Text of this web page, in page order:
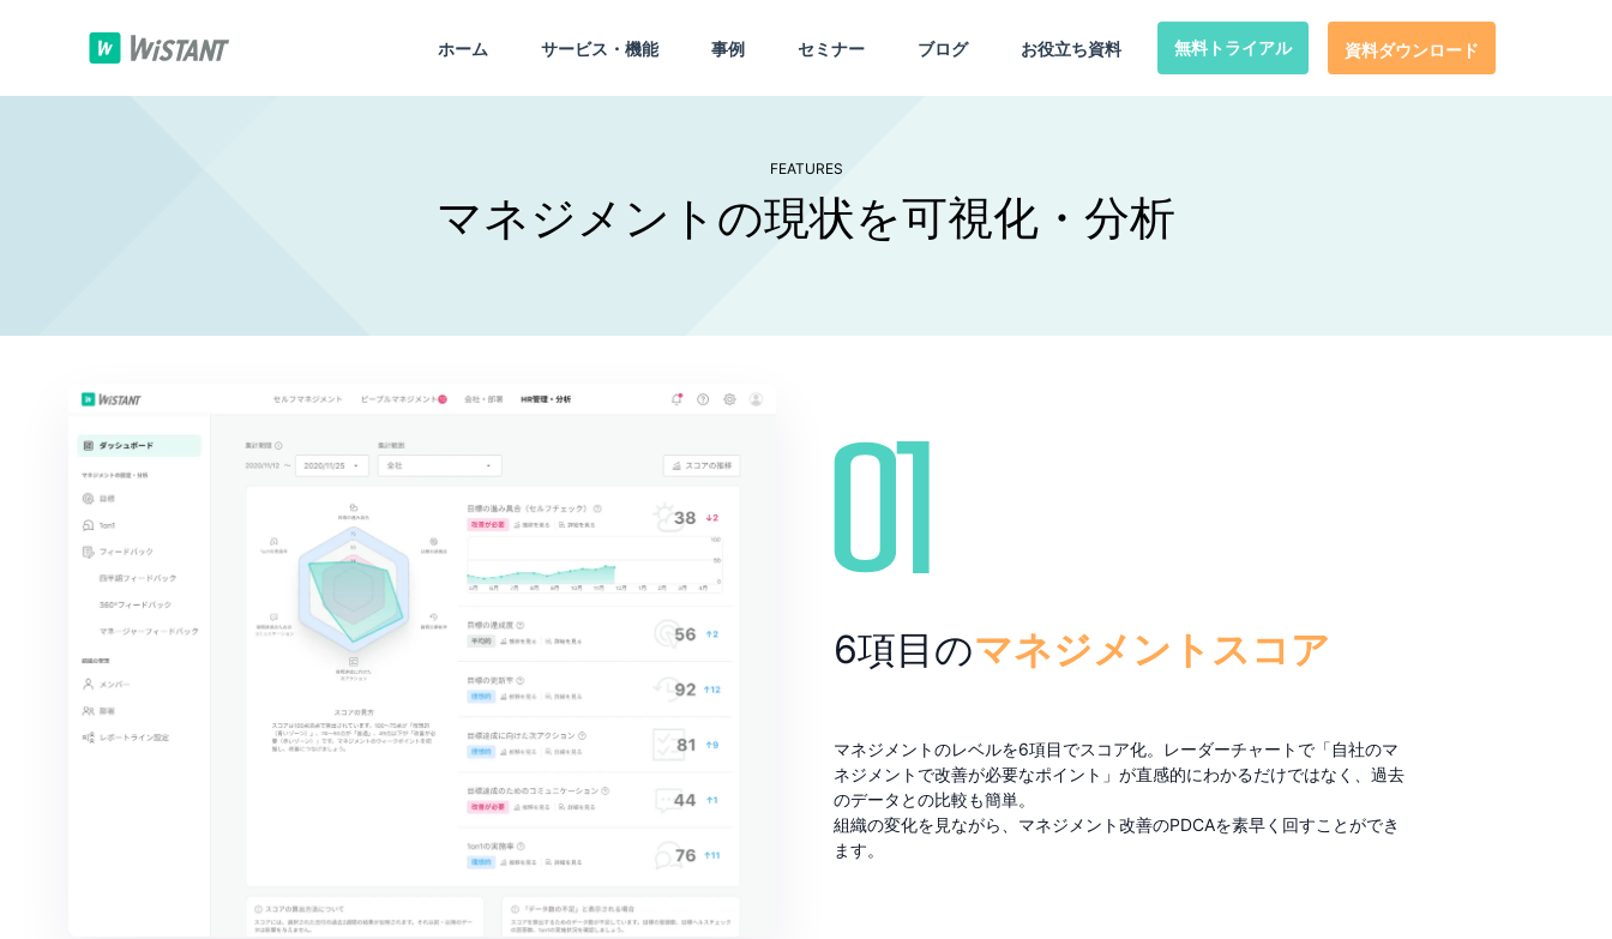
ホーム サービス・機能 事例 セミナー ブログ お役立ち資料 無料トライアル 資料ダウンロード
FEATURES
マネジメントの現状を可視化・分析
6項目のマネジメントスコア
マネジメントのレベルを6項目でスコア化。レーダーチャートで「自社のマ
ネジメントで改善が必要なポイント」が直感的にわかるだけではなく、過去
のデータとの比較も簡単。
組織の変化を見ながら、マネジメント改善のPDCAを素早く回すことができ
ます。